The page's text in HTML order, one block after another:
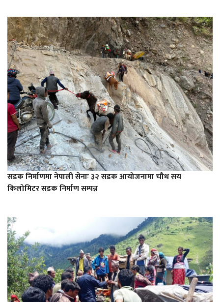
सडक निर्माणमा नेपाली सेनाः ३२ सडक आयोजनामा चौध सय
किलोमिटर सडक निर्माण सम्पन्न